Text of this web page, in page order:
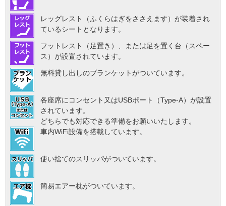
レッグレスト（ふくらはぎをささえます）が装着され
ているシートとなります。
フットレスト（足置き）、または足を置く台（スペー
ス）が設置されています。
無料貸し出しのブランケットがついています。
各座席にコンセント又はUSBポート（Type-A）が設置
されています。
どちらでも対応できる準備をお願いいたします。
車内WiFi設備を搭載しています。
使い捨てのスリッパがついています。
簡易エアー枕がついています。